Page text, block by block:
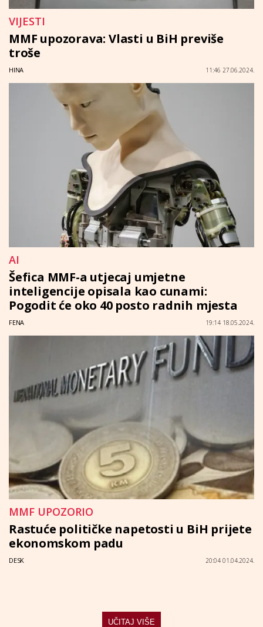
VIJESTI
MMF upozorava: Vlasti u BiH previše
troše
HINA 11:46 27.06.2024.
AI
Šefica MMF-a utjecaj umjetne
inteligencije opisala kao cunami:
Pogodit će oko 40 posto radnih mjesta
FENA 19:14 18.05.2024.
MMF UPOZORIO
Rastuće političke napetosti u BiH prijete
ekonomskom padu
DESK 20:04 01.04.2024.
UČITAJ VIŠE